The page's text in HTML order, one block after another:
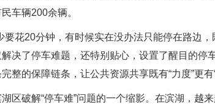
车辆200余辆。
20分钟，有时候实在没办法只能停在路边，
决了停车难题，还特别贴心，设置了醒目的
整的保障链条，让公共资源共享既有“力度”更有“
破解“停车难”问题的一个缩影。在滨湖，越